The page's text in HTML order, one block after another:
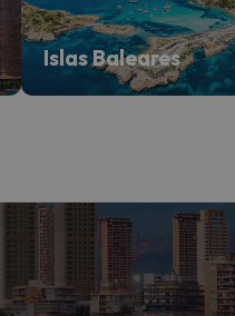
Islas Baleares